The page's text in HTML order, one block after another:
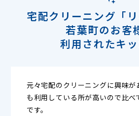
宅配クリーニング「
若葉町のお客
利用されたキ
元々宅配のクリーニングに興味が
も利用している所が高いので比べ
です。